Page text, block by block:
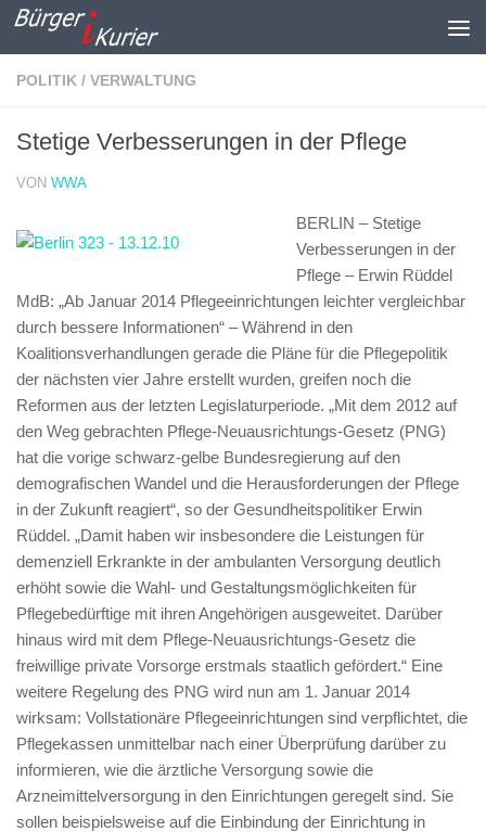
Zum Inhalt springen
POLITIK / VERWALTUNG
Stetige Verbesserungen in der Pflege
VON WWA
BERLIN – Stetige
Verbesserungen in der
Pflege – Erwin Rüddel
MdB: „Ab Januar 2014 Pflegeeinrichtungen leichter vergleichbar
durch bessere Informationen“ –Während in den
Koalitionsverhandlungen gerade die Pläne für die Pflegepolitik
der nächsten vier Jahre erstellt wurden, greifen noch die
Reformen aus der letzten Legislaturperiode. „Mit dem 2012 auf
den Weg gebrachten Pflege-Neuausrichtungs-Gesetz (PNG)
hat die vorige schwarz-gelbe Bundesregierung auf den
demografischen Wandel und die Herausforderungen der Pflege
in der Zukunft reagiert“, so der Gesundheitspolitiker Erwin
Rüddel. „Damit haben wir insbesondere die Leistungen für
demenziell Erkrankte in der ambulanten Versorgung deutlich
erhöht sowie die Wahl- und Gestaltungsmöglichkeiten für
Pflegebedürftige mit ihren Angehörigen ausgeweitet. Darüber
hinaus wird mit dem Pflege-Neuausrichtungs-Gesetz die
freiwillige private Vorsorge erstmals staatlich gefördert.“ Eine
weitere Regelung des PNG wird nun am 1. Januar 2014
wirksam: Vollstationäre Pflegeeinrichtungen sind verpflichtet, die
Pflegekassen unmittelbar nach einer Überprüfung darüber zu
informieren, wie die ärztliche Versorgung sowie die
Arzneimittelversorgung in den Einrichtungen geregelt sind. Sie
sollen beispielsweise auf die Einbindung der Einrichtung in